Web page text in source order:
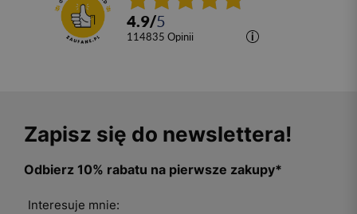
4.9/5
114835 opinii
Zapisz się do newslettera!
Odbierz 10% rabatu na pierwsze zakupy*
Interesuje mnie: